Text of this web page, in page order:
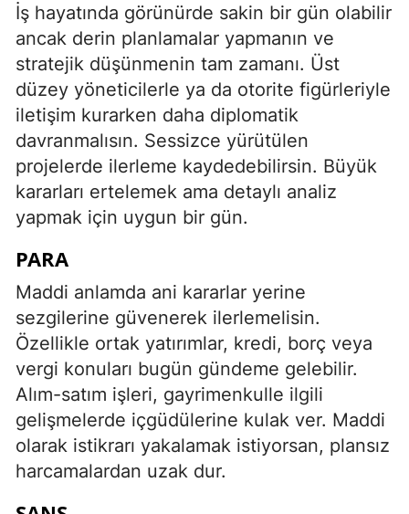
İş hayatında görünürde sakin bir gün olabilir
ancak derin planlamalar yapmanın ve
stratejik düşünmenin tam zamanı. Üst
düzey yöneticilerle ya da otorite figürleriyle
iletişim kurarken daha diplomatik
davranmalısın. Sessizce yürütülen
projelerde ilerleme kaydedebilirsin. Büyük
kararları ertelemek ama detaylı analiz
yapmak için uygun bir gün.
PARA
Maddi anlamda ani kararlar yerine
sezgilerine güvenerek ilerlemelisin.
Özellikle ortak yatırımlar, kredi, borç veya
vergi konuları bugün gündeme gelebilir.
Alım-satım işleri, gayrimenkulle ilgili
gelişmelerde içgüdülerine kulak ver. Maddi
olarak istikrarı yakalamak istiyorsan, plansız
harcamalardan uzak dur.